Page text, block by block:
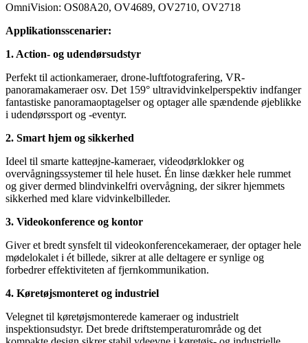
OmniVision: OS08A20, OV4689, OV2710, OV2718
Applikationsscenarier:
1. Action- og udendørsudstyr
Perfekt til actionkameraer, drone-luftfotografering, VR-
panoramakameraer osv. Det 159° ultravidvinkelperspektiv indfanger
fantastiske panoramaoptagelser og optager alle spændende øjeblikke
i udendørssport og -eventyr.
2. Smart hjem og sikkerhed
Ideel til smarte katteøjne-kameraer, videodørklokker og
overvågningssystemer til hele huset. Én linse dækker hele rummet
og giver dermed blindvinkelfri overvågning, der sikrer hjemmets
sikkerhed med klare vidvinkelbilleder.
3. Videokonference og kontor
Giver et bredt synsfelt til videokonferencekameraer, der optager hele
mødelokalet i ét billede, sikrer at alle deltagere er synlige og
forbedrer effektiviteten af ​​fjernkommunikation.
4. Køretøjsmonteret og industriel
Velegnet til køretøjsmonterede kameraer og industrielt
inspektionsudstyr. Det brede driftstemperaturområde og det